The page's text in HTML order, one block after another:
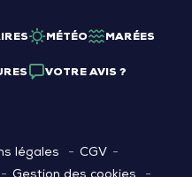
MÉTÉO MARÉES
VOTRE AVIS ?
légales
CGV